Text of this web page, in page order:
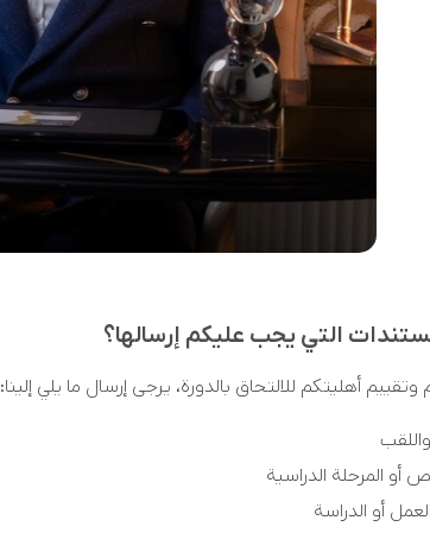
التي يجب عليكم إرسالها؟
أهليتكم للالتحاق بالدورة، يرجى إرسال ما يلي إلينا:
أو المرحلة الدراسية
أو الدراسة